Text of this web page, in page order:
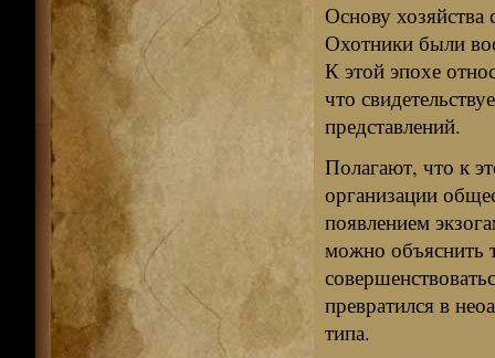
Основу хозяйства
Охотники были
К этой эпохе
что
представлений.
Полагают, что к
организации
появлением
можно объяснить
превратился в
типа.